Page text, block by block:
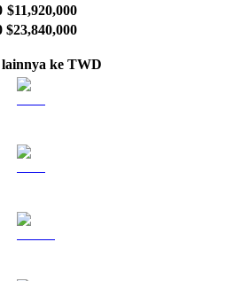
$11,920,000
$23,840,000
ke TWD